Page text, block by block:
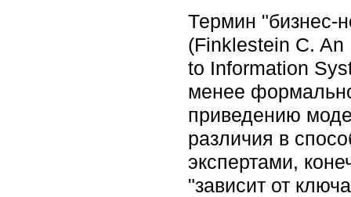
Термин "бизнес-
(Finklestein C.
to Information
менее
приведению
различия в
экспертами,
"зависит от